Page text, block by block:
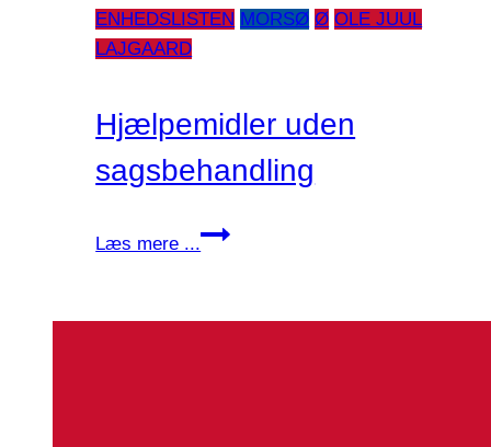
ENHEDSLISTEN MORSØ Ø OLE JUUL
LAJGAARD
Hjælpemidler uden
sagsbehandling
Læs mere ...
Hjælpemidler